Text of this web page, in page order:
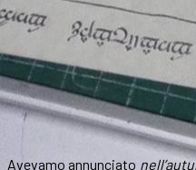
Avevamo annunciato